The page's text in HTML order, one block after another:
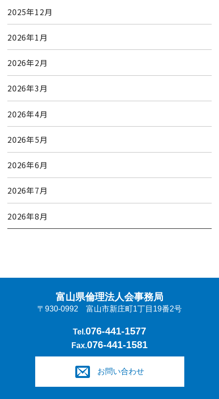
2025年12月
2026年1月
2026年2月
2026年3月
2026年4月
2026年5月
2026年6月
2026年7月
2026年8月
富山県倫理法人会事務局
〒930-0992 富山市新庄町1丁目19番2号
Tel.076-441-1577
Fax.076-441-1581
お問い合わせ